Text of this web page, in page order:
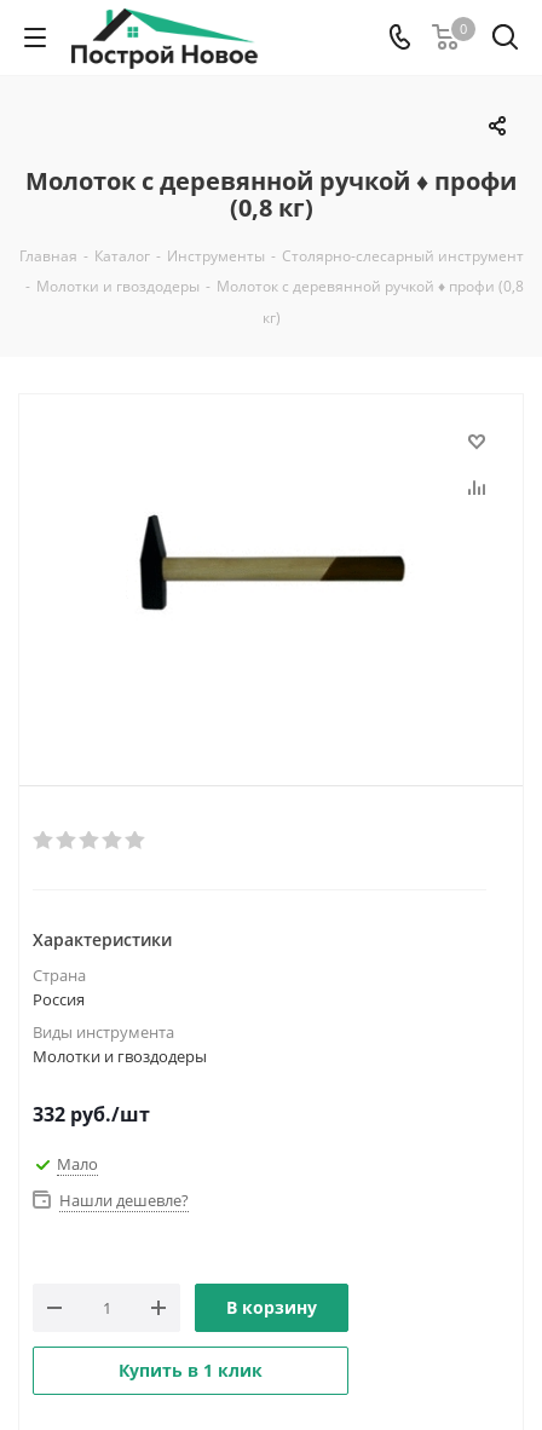
0
Молоток с деревянной ручкой ♦ профи
(0,8 кг)
Главная - Каталог - Инструменты - Столярно-слесарный инструмент
- Молотки и гвоздодеры - Молоток с деревянной ручкой ♦ профи (0,8
кг)
Характеристики
Страна
Россия
Виды инструмента
Молотки и гвоздодеры
332 руб./шт
Мало
Нашли дешевле?
В корзину
Купить в 1 клик